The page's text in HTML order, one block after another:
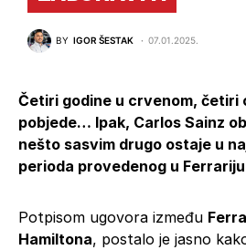
BY IGOR ŠESTAK 07.01.2025.
Četiri godine u crvenom, četiri
pobjede… Ipak, Carlos Sainz
nešto sasvim drugo ostaje u
perioda provedenog u
Potpisom ugovora između
Hamiltona, postalo je jasno